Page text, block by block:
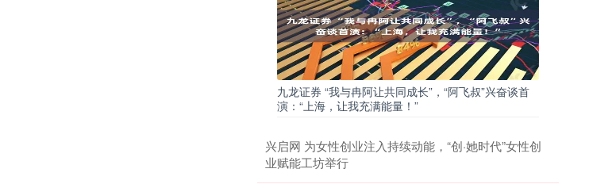
九龙证券 “我与冉阿让共同成长”，“阿飞叔”兴奋谈首
演：“上海，让我充满能量！”
兴启网 为女性创业注入持续动能，“创·她时代”女性创
业赋能工坊举行